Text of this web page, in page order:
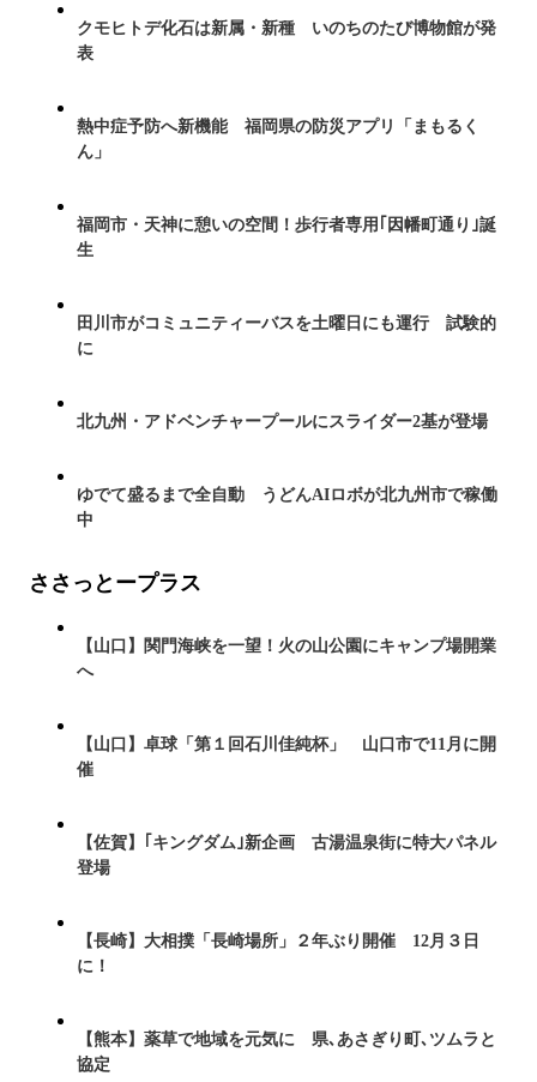
クモヒトデ化石は新属・新種 いのちのたび博物館が発
表
熱中症予防へ新機能 福岡県の防災アプリ「まもるく
ん」
福岡市・天神に憩いの空間！歩行者専用｢因幡町通り｣誕
生
田川市がコミュニティーバスを土曜日にも運行 試験的
に
北九州・アドベンチャープールにスライダー2基が登場
ゆでて盛るまで全自動 うどんAIロボが北九州市で稼働
中
ささっとープラス
【山口】関門海峡を一望！火の山公園にキャンプ場開業
へ
【山口】卓球「第１回石川佳純杯」 山口市で11月に開
催
【佐賀】｢キングダム｣新企画 古湯温泉街に特大パネル
登場
【長崎】大相撲「長崎場所」２年ぶり開催 12月３日
に！
【熊本】薬草で地域を元気に 県､あさぎり町､ツムラと
協定